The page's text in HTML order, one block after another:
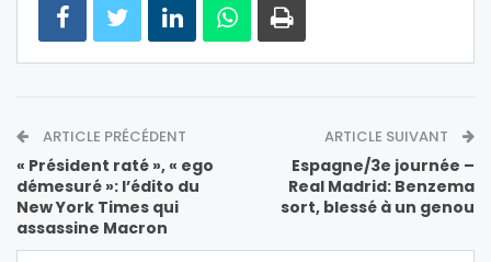
ARTICLE PRÉCÉDENT
« Président raté », « ego
démesuré »: l’édito du
New York Times qui
assassine Macron
ARTICLE SUIVANT
Espagne/3e journée –
Real Madrid: Benzema
sort, blessé à un genou